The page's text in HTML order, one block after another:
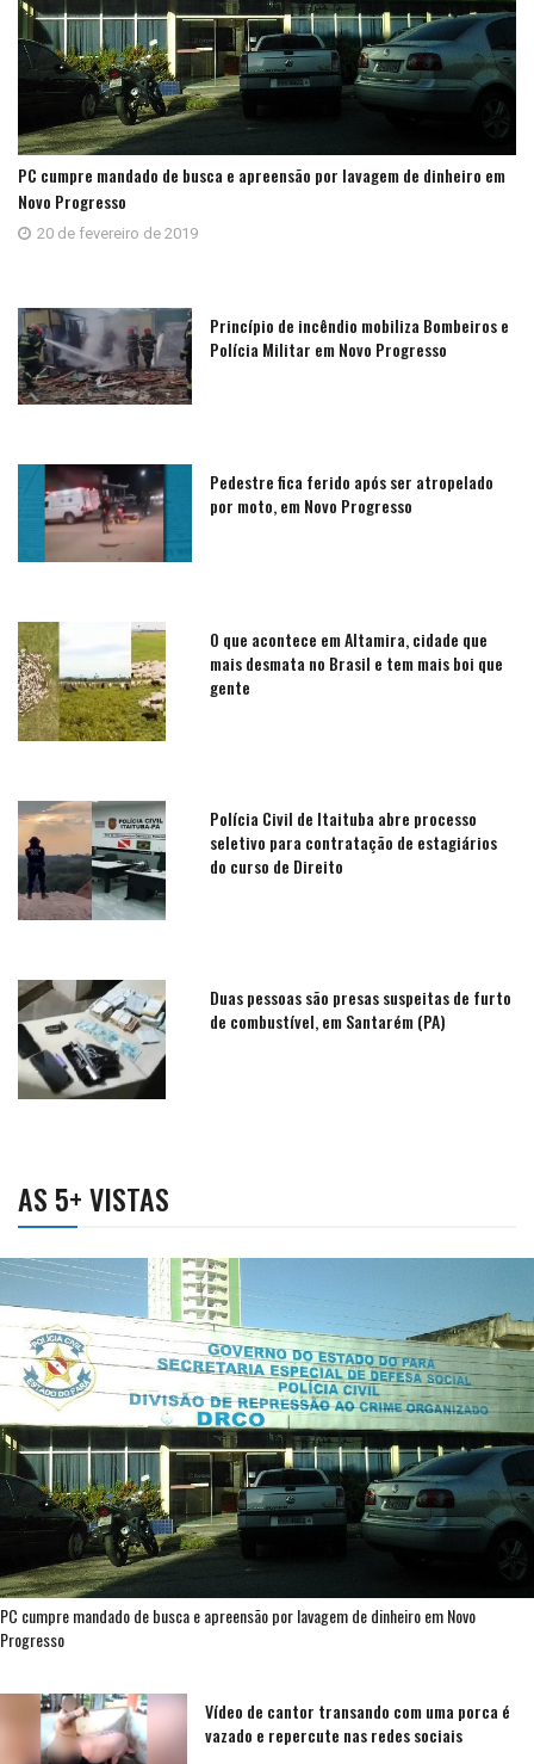
PC cumpre mandado de busca e apreensão por lavagem de dinheiro em
Novo Progresso
20 de fevereiro de 2019
Princípio de incêndio mobiliza Bombeiros e
Polícia Militar em Novo Progresso
Pedestre fica ferido após ser atropelado
por moto, em Novo Progresso
O que acontece em Altamira, cidade que
mais desmata no Brasil e tem mais boi que
gente
Polícia Civil de Itaituba abre processo
seletivo para contratação de estagiários
do curso de Direito
Duas pessoas são presas suspeitas de furto
de combustível, em Santarém (PA)
AS 5+ VISTAS
PC cumpre mandado de busca e apreensão por lavagem de dinheiro em Novo
Progresso
Vídeo de cantor transando com uma porca é
vazado e repercute nas redes sociais